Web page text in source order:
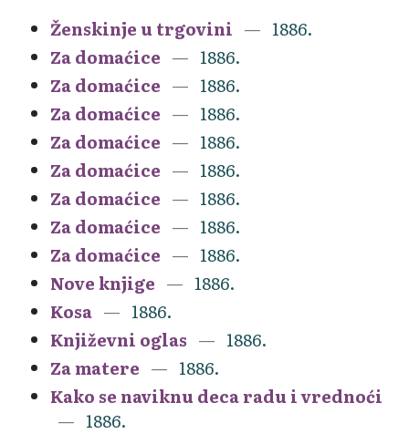
Ženskinje u trgovini
1886.
Za domaćice
1886.
Za domaćice
1886.
Za domaćice
1886.
Za domaćice
1886.
Za domaćice
1886.
Za domaćice
1886.
Za domaćice
1886.
Za domaćice
1886.
Nove knjige
1886.
Kosa
1886.
Književni oglas
1886.
Za matere
1886.
Kako se naviknu deca radu i vrednoći
1886.